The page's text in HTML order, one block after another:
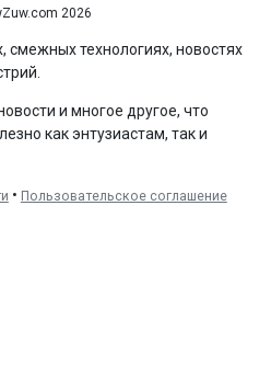
2026
смежных технологиях, новостях
и многое другое, что
как энтузиастам, так и
• Пользовательское соглашение